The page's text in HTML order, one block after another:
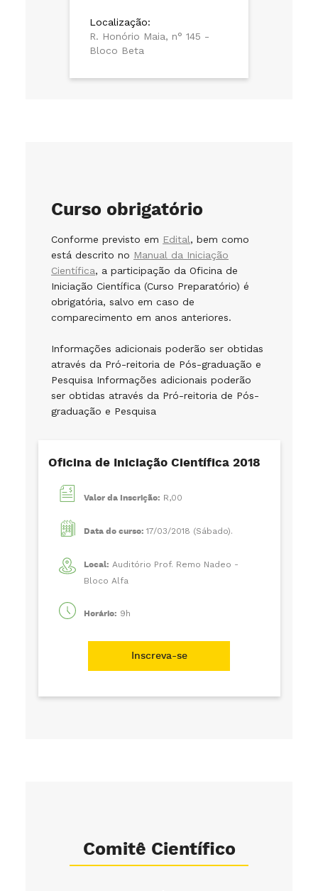
Localização:
R. Honório Maia, n° 145 -
Bloco Beta
Curso obrigatório
Conforme previsto em Edital, bem como
está descrito no Manual da Iniciação
Científica, a participação da Oficina de
Iniciação Científica (Curso Preparatório) é
obrigatória, salvo em caso de
comparecimento em anos anteriores.
Informações adicionais poderão ser obtidas
através da Pró-reitoria de Pós-graduação e
Pesquisa Informações adicionais poderão
ser obtidas através da Pró-reitoria de Pós-
graduação e Pesquisa
Oficina de Iniciação Científica 2018
Valor da Inscrição: R,00
Data do curso: 17/03/2018 (Sábado).
Local: Auditório Prof. Remo Nadeo -
Bloco Alfa
Horário: 9h
Inscreva-se
Comitê Científico